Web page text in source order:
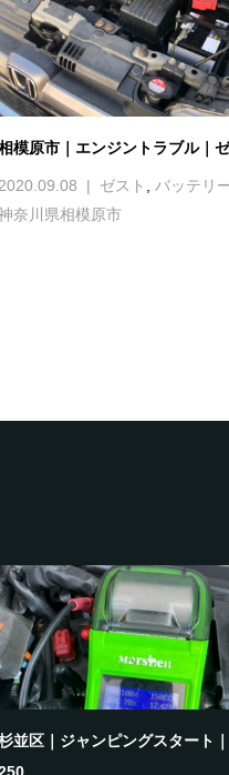
模原市｜エンジントラブル｜
2020.09.08 ゼスト バッテリ
奈川県相模原市
並区｜ジャンピングスタート